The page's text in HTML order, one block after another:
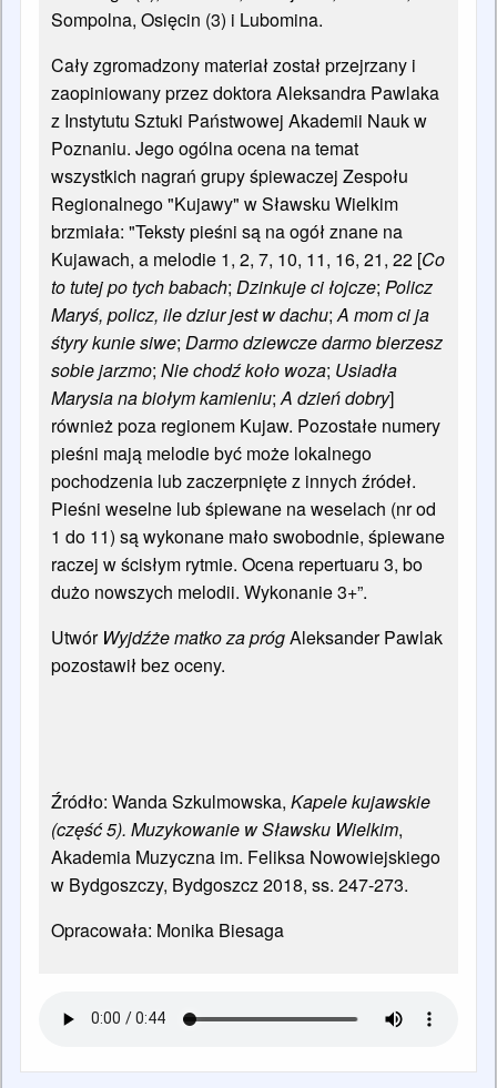
Sompolna, Osięcin (3) i Lubomina.
Cały zgromadzony materiał został przejrzany i
zaopiniowany przez doktora Aleksandra Pawlaka
z Instytutu Sztuki Państwowej Akademii Nauk w
Poznaniu. Jego ogólna ocena na temat
wszystkich nagrań grupy śpiewaczej Zespołu
Regionalnego "Kujawy" w Sławsku Wielkim
brzmiała: "Teksty pieśni są na ogół znane na
Kujawach, a melodie 1, 2, 7, 10, 11, 16, 21, 22 [Co
to tutej po tych babach; Dzinkuje ci łojcze; Policz
Maryś, policz, ile dziur jest w dachu;A mom ci ja
śtyry kunie siwe; Darmo dziewcze darmo bierzesz
sobie jarzmo; Nie chodź koło woza; Usiadła
Marysia na biołym kamieniu;A dzień dobry]
również poza regionem Kujaw. Pozostałe numery
pieśni mają melodie być może lokalnego
pochodzenia lub zaczerpnięte z innych źródeł.
Pieśni weselne lub śpiewane na weselach (nr od
1 do 11) są wykonane mało swobodnie, śpiewane
raczej w ścisłym rytmie. Ocena repertuaru 3, bo
dużo nowszych melodii. Wykonanie 3+”.
Utwór Wyjdźże matko za prógAleksander Pawlak
pozostawił bez oceny.
Źródło: Wanda Szkulmowska, Kapele kujawskie
(część 5). Muzykowanie w Sławsku Wielkim,
Akademia Muzyczna im. Feliksa Nowowiejskiego
w Bydgoszczy, Bydgoszcz 2018, ss. 247-273.
Opracowała: Monika Biesaga